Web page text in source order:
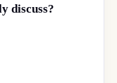
discuss?